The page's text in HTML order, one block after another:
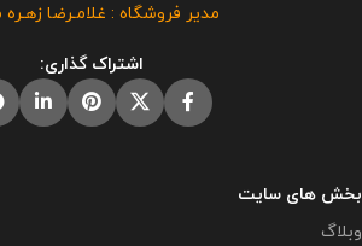
دیگران مورد رضایت ما نیست و شرعا
در
حال
مدیر فروشگاه : غلامـرضا
اشتراک گذاری:
بخش های سایت
وبلاگ